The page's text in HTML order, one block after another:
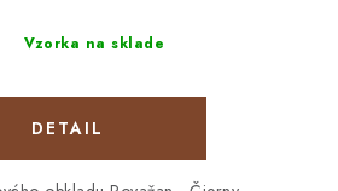
Vzorka na sklade
DETAIL